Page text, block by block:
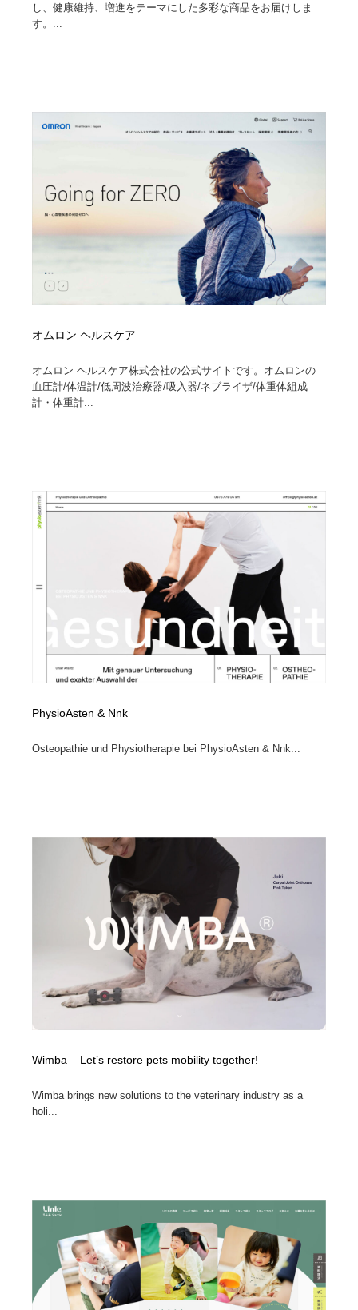
し、健康維持、増進をテーマにした多彩な商品をお届けしま
す。...
オムロン ヘルスケア
オムロン ヘルスケア株式会社の公式サイトです。オムロンの
血圧計/体温計/低周波治療器/吸入器/ネブライザ/体重体組成
計・体重計...
PhysioAsten & Nnk
Osteopathie und Physiotherapie bei PhysioAsten & Nnk...
Wimba – Let’s restore pets mobility together!
Wimba brings new solutions to the veterinary industry as a
holi...